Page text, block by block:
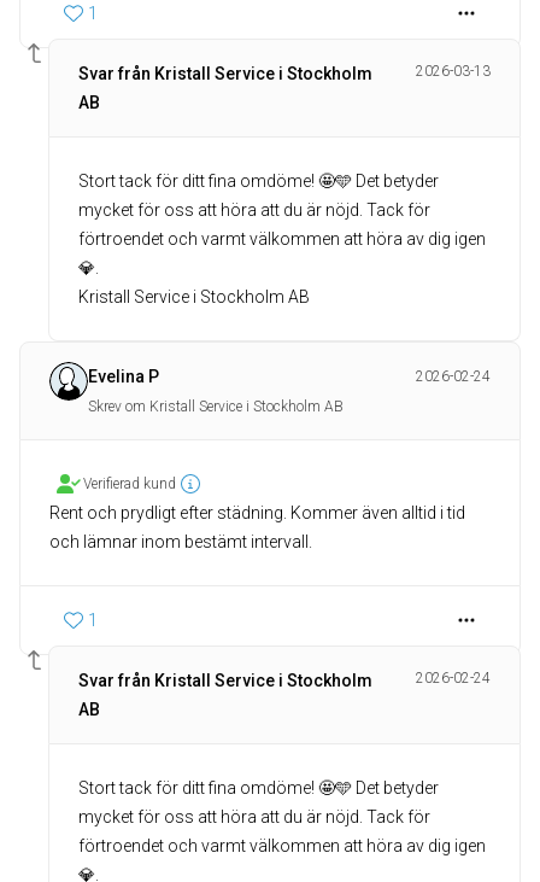
1
Svar från Kristall Service i Stockholm
AB
2026-03-13
Stort tack för ditt fina omdöme! 🤩🩵 Det betyder
mycket för oss att höra att du är nöjd. Tack för
förtroendet och varmt välkommen att höra av dig igen
💎.
Kristall Service i Stockholm AB
Evelina P
2026-02-24
Skrev om Kristall Service i Stockholm AB
Verifierad kund
Rent och prydligt efter städning. Kommer även alltid i tid
och lämnar inom bestämt intervall.
1
Svar från Kristall Service i Stockholm
AB
2026-02-24
Stort tack för ditt fina omdöme! 🤩🩵 Det betyder
mycket för oss att höra att du är nöjd. Tack för
förtroendet och varmt välkommen att höra av dig igen
💎.